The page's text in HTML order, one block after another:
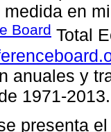
en
Board Total
anuales y
1971-2013.
presenta